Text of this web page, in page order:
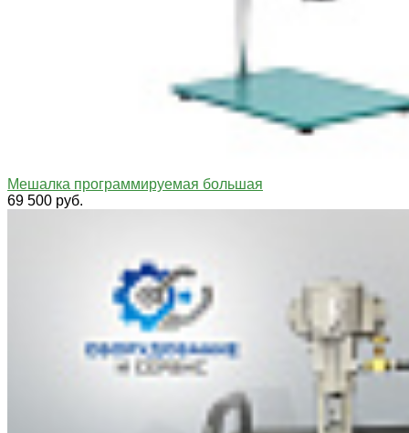
Мешалка программируемая большая
69 500 руб.